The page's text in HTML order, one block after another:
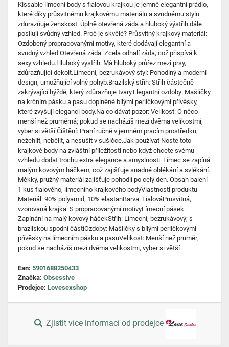
Kissable límecní body s fialovou krajkou je jemně elegantní prádlo,
které díky průsvitnému krajkovému materiálu a svůdnému stylu
zdůrazňuje ženskost. Úplně otevřená záda a hluboký výstřih dále
posilují svůdný vzhled. Proč je skvělé? Průsvitný krajkový materiál:
Ozdobený propracovanými motivy, které dodávají elegantní a
svůdný vzhled.Otevřená záda: Zcela odhalí záda, což přispívá k
sexy vzhledu.Hluboký výstřih: Má hluboký průřez mezi prsy,
zdůrazňující dekolt.Límecní, bezrukávový styl: Pohodlný a moderní
design, umožňující volný pohyb.Brazilský střih: Střih částečně
zakrývající hýždě, který zdůrazňuje tvary.Elegantní ozdoby: Mašličky
na krčním pásku a pasu doplněné bílými perličkovými přívěsky,
které zvyšují eleganci body.Na co dávat pozor: Velikost: O něco
menší než průměrná; pokud se nacházíš mezi dvěma velikostmi,
vyber si větší.Čištění: Praní ručně v jemném pracím prostředku;
nežehlit, nebělit, a nesušit v sušičce.Jak používat Noste toto
krajkové body na zvláštní příležitosti nebo když chcete svému
vzhledu dodat trochu extra elegance a smyslnosti. Límec se zapíná
malým kovovým háčkem, což zajišťuje snadné oblékání a svlékání.
Měkký, pružný materiál zajišťuje pohodlí po celý den. Obsah balení
1 kus fialového, límecního krajkového bodyVlastnosti produktu
Materiál: 90% polyamid, 10% elastanBarva: FialováPrůsvitná,
vzorovaná krajka: S propracovanými motivyLímecní pásek:
Zapínání na malý kovový háčekStřih: Límecní, bezrukávový; s
brazilskou spodní částíOzdoby: Mašličky s bílými perličkovými
přívěsky na límecním pásku a pasuVelikost: Menší než průměr;
pokud se nacházíš mezi dvěma velikostmi, vyber si větší
Ean: 5901688250433
Značka: Obsessive
Prodejce: Lovesexshop
Zjistit více informací od prodejce